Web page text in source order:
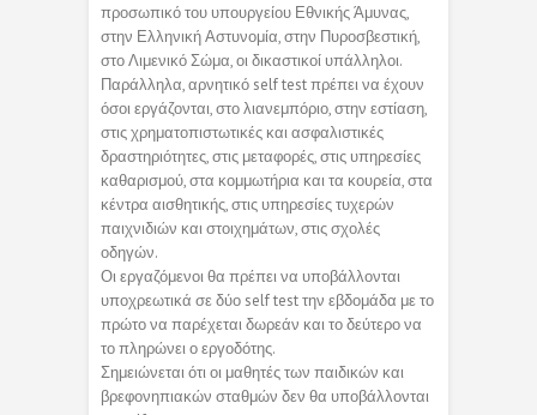
προσωπικό του υπουργείου Εθνικής Άμυνας,
στην Ελληνική Αστυνομία, στην Πυροσβεστική,
στο Λιμενικό Σώμα, οι δικαστικοί υπάλληλοι.
Παράλληλα, αρνητικό self test πρέπει να έχουν
όσοι εργάζονται, στο λιανεμπόριο, στην εστίαση,
στις χρηματοπιστωτικές και ασφαλιστικές
δραστηριότητες, στις μεταφορές, στις υπηρεσίες
καθαρισμού, στα κομμωτήρια και τα κουρεία, στα
κέντρα αισθητικής, στις υπηρεσίες τυχερών
παιχνιδιών και στοιχημάτων, στις σχολές
οδηγών.
Οι εργαζόμενοι θα πρέπει να υποβάλλονται
υποχρεωτικά σε δύο self test την εβδομάδα με το
πρώτο να παρέχεται δωρεάν και το δεύτερο να
το πληρώνει ο εργοδότης.
Σημειώνεται ότι οι μαθητές των παιδικών και
βρεφονηπιακών σταθμών δεν θα υποβάλλονται